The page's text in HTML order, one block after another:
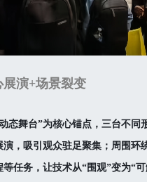
演+场景裂变
态舞台”为核心锚点，三台不
，吸引观众驻足聚集；周围环
任务，让技术从“围观”变为“